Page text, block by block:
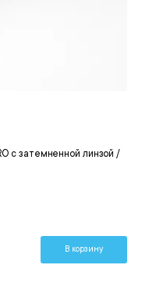
с затемненной линзой /
В корзину